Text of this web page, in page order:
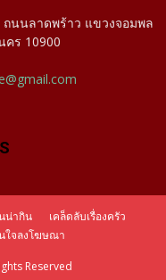
นนลาดพร้าว แขวงจอมพล
คร 10900
น่ากิน
เคล็ดลับเรื่องครัว
ใจลงโฆษณา
Reserved